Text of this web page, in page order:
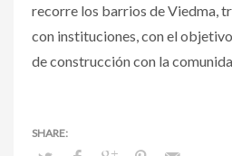
recorre los barrios de Viedma,
con instituciones, con el
de construcción con la